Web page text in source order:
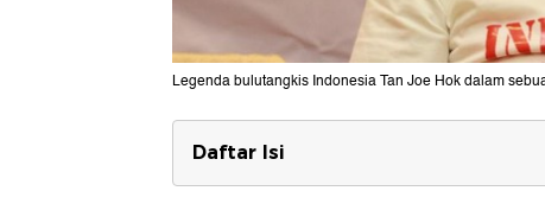
Legenda bulutangkis Indonesia Tan Joe Hok dalam
Daftar Isi
Tan Joe Hok mengenang All